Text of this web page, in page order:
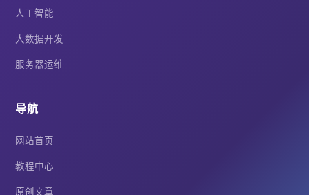
人工智能
大数据开发
服务器运维
导航
网站首页
教程中心
原创文章